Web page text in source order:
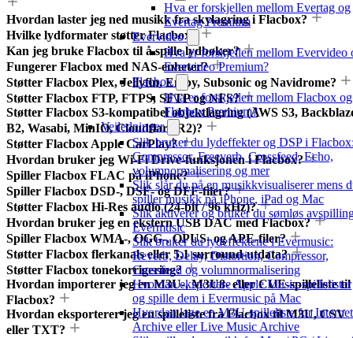
Hva er forskjellen mellom Evertag og
Evertag Premium
Evervideo
Hva er forskjellen mellom Evervideo
Evervideo Premium?
Flacbox
Hva er forskjellen mellom Flacbox og
Flacbox Premium?
Veiledninger
Slik bruker du lydeffekter og DSP i
Compressor, Freeverb, Crossfeed, Echo,
volumnormalisering og mer
Slik slår du på en musikkvisualiserer mens
spiller musikk på iPhone, iPad og Mac
Slik aktiverer og bruker du sømløs
Evermusic
Slik bruker du lydeffektene i Evermusic:
Reverb, Delay, Distortion, Compressor,
Crossfeed og volumnormalisering
Hvordan eksportere Apple Music-spillelister
og spille dem i Evermusic på Mac
Hvordan lage en M3U-spilleliste for Internet
Archive eller Live Music Archive
Hvordan laster jeg ned musikk fra skylagring i Flacbox?
Hvilke lydformater støtter Flacbox?
Kan jeg bruke Flacbox til å spille lydbøker?
Fungerer Flacbox med NAS-enheter?
Støtter Flacbox Plex, Jellyfin, Emby, Subsonic og Navidrome?
Støtter Flacbox FTP, FTPS, SFTP og NFS?
Støtter Flacbox S3-kompatibel objektlagring (AWS S3,
B2, Wasabi, MinIO, Cloudflare R2)?
Støtter Flacbox Apple CarPlay?
Hvordan bruker jeg Wi-Fi Drive-funksjonen i Flacbox?
Spiller Flacbox FLAC på iPhone?
Spiller Flacbox DSD-, DSF- og DFF-filer?
Støtter Flacbox Hi-Res audio (24-bit / 96 kHz)?
Hvordan bruker jeg en ekstern USB DAC med Flacbox?
Spiller Flacbox WMA-, OGG-, OPUS- og APE-filer?
Støtter Flacbox flerkanals eller 5.1 surround-utdata?
Støtter Flacbox tonekorrigering?
Hvordan importerer jeg en M3U-, M3U8- eller CUE-spilleliste til
Flacbox?
Hvordan eksporterer jeg en spilleliste fra Flacbox til M3U, CSV
eller TXT?